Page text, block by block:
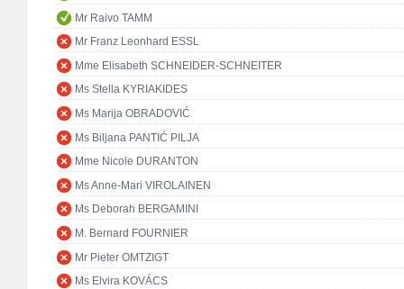
Mr Raivo TAMM
Mr Franz Leonhard ESSL
Mme Elisabeth SCHNEIDER-SCHNEITER
Ms Stella KYRIAKIDES
Ms Marija OBRADOVIĆ
Ms Biljana PANTIĆ PILJA
Mme Nicole DURANTON
Ms Anne-Mari VIROLAINEN
Ms Deborah BERGAMINI
M. Bernard FOURNIER
Mr Pieter OMTZIGT
Ms Elvira KOVÁCS